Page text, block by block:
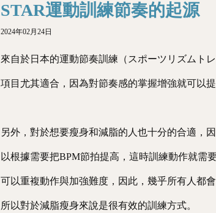
STAR運動訓練節奏的起源
2024年02月24日
來自於日本的運動節奏訓練（スポーツリズムト
項目尤其適合，因為對節奏感的掌握增強就可以提
另外，對於想要瘦身和減脂的人也十分的合適，
以根據需要把BPM節拍提高，這時訓練動作就需
可以重複動作與加強難度，因此，幾乎所有人都
所以對於減脂瘦身來說是很有效的訓練方式。